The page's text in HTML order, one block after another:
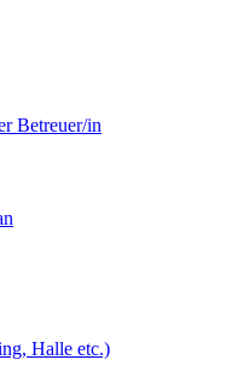
Betreuer/in
Halle etc.)